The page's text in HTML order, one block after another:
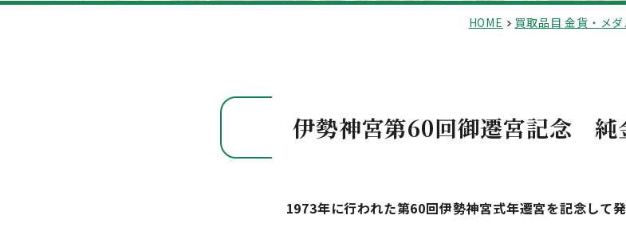
HOME 買取品目 金貨・メ
伊勢神宮第60回御遷宮記念 純
1973年に行われた第60回伊勢神宮式年遷宮を記念して